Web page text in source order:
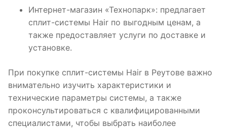
Интернет-магазин «Технопарк»: предлагает
сплит-системы Hair по выгодным ценам, а
также предоставляет услуги по доставке и
установке.
При покупке сплит-системы Hair в Реутове важно
внимательно изучить характеристики и
технические параметры системы, а также
проконсультироваться с квалифицированными
специалистами, чтобы выбрать наиболее